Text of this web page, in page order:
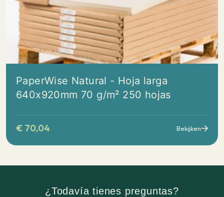
PaperWise Natural - Hoja larga
640x920mm 70 g/m² 250 hojas
€ 70,04 Bekijken
¿Todavía tienes preguntas?